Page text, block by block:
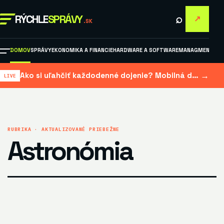
RÝCHLESPRÁVY .SK ⌕ ↗
DOMOVSPRÁVYEKONOMIKA A FINANCIEHARDWARE A SOFTWAREMANAGMENT A
Ako si uľahčiť každodenné dojenie? Mobilná dojačka šetrí čas aj námahu →
RUBRIKA · AKTUALIZOVANÉ PRIEBEŽNE
Astronómia